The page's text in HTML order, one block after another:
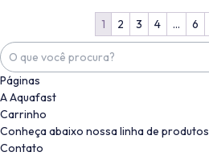
1 2 3 4 … 6
Páginas
A Aquafast
Carrinho
Conheça abaixo nossa linha de produtos
Contato